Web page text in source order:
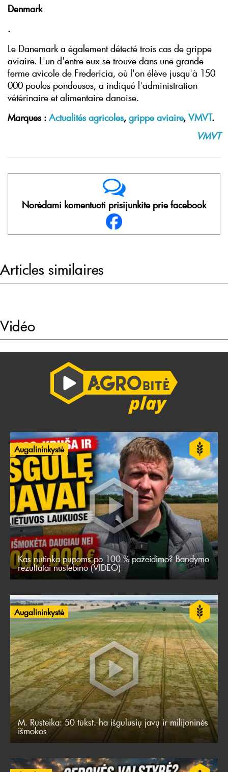
Denmark
.
Le Danemark a également détecté trois cas de grippe
aviaire. L'un d'entre eux se trouve dans une grande
ferme avicole de Fredericia, où l'on élève jusqu'à 150
000 poules pondeuses, a indiqué l'administration
vétérinaire et alimentaire danoise.
Marques : Actualités agricoles, grippe aviaire, VMVT.
VMVT
Norėdami komentuoti prisijunkite prie facebook
Articles similaires
Vidéo
Augalininkystė
Kas nutinka pupoms po 100 % pažeidimo? Bandymo
rezultatai nustebino (VIDEO)
Augalininkystė
M. Rusteika: 50 tūkst. ha išgulusių javų ir milijoninės
išmokos